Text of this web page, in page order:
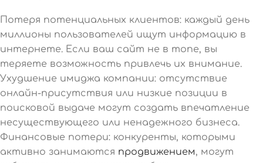
Потеря потенциальных клиентов: каждый день
миллионы пользователей ищут информацию в
интернете. Если ваш сайт не в топе, вы
теряете возможность привлечь их внимание.
Ухудшение имиджа компании: отсутствие
онлайн-присутствия или низкие позиции в
поисковой выдаче могут создать впечатление
несуществующего или ненадежного бизнеса.
Финансовые потери: конкуренты, которыми
активно занимаются продвижением, могут